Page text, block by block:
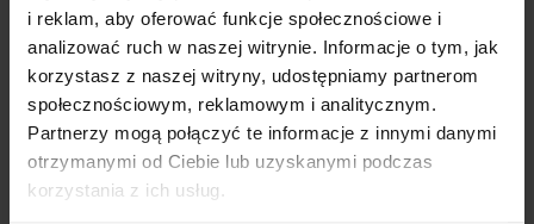
i reklam, aby oferować funkcje społecznościowe i
analizować ruch w naszej witrynie. Informacje o tym, jak
korzystasz z naszej witryny, udostępniamy partnerom
społecznościowym, reklamowym i analitycznym.
Partnerzy mogą połączyć te informacje z innymi danymi
otrzymanymi od Ciebie lub uzyskanymi podczas
korzystania z ich usług.
Zabezpieczenie temperaturowe:Tak, czujnik NTC
Temperatura przegrzania:
50 °C
JST PH2.0 8-pin
Długość przewodów:
35 cm
Temperatura pracy:
-40 ÷ +80 °C
Wymiary modułu:60 x 33 x 8 mm
Waga:66 g